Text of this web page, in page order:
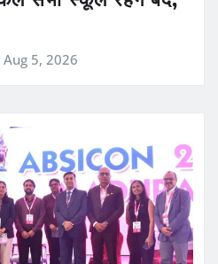
Aug 5, 2026